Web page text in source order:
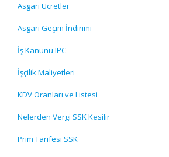
Asgari Ücretler
Asgari Geçim İndirimi
İş Kanunu IPC
İşçilik Maliyetleri
KDV Oranları ve Listesi
Nelerden Vergi SSK Kesilir
Prim Tarifesi SSK